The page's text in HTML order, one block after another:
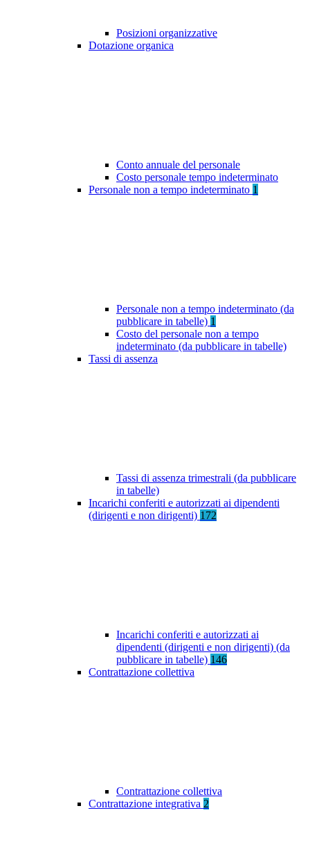
Posizioni organizzative
Dotazione organica
Conto annuale del personale
Costo personale tempo indeterminato
Personale non a tempo indeterminato 1
Personale non a tempo indeterminato (da
pubblicare in tabelle) 1
Costo del personale non a tempo
indeterminato (da pubblicare in tabelle)
Tassi di assenza
Tassi di assenza trimestrali (da pubblicare
in tabelle)
Incarichi conferiti e autorizzati ai dipendenti
(dirigenti e non dirigenti) 172
Incarichi conferiti e autorizzati ai
dipendenti (dirigenti e non dirigenti) (da
pubblicare in tabelle) 146
Contrattazione collettiva
Contrattazione collettiva
Contrattazione integrativa 2